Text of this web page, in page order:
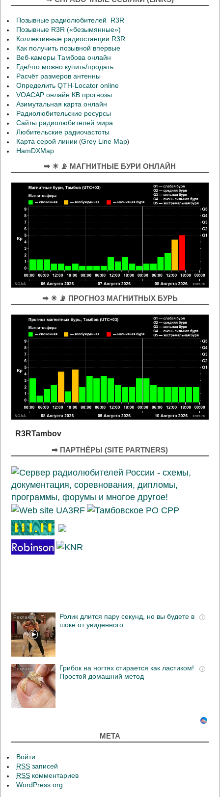
Позывные радиолюбителей R3R
Позывные R3R («безымянные»)
Коллективные радиостанции R3R
Как получить позывной впервые
Веб-камеры Тамбова онлайн
Где/что можно купить/продать
Расчёт размеров антенны
Определить QTH-Locator online
VOACAP онлайн КВ прогнозы
Азимутальная карта онлайн
Радиолюбительские ресурсы
Сайты радиолюбителей мира
Любительские радиочастоты
Карта серой линии (Grey Line Map)
HamDXMap
➡ ☀ 📡 МАГНИТНЫЕ БУРИ ОНЛАЙН
➡ ☀ 📡 ПРОГНОЗ МАГНИТНЫХ БУРЬ
R3RTambov
➡ ПАРТНЁРЫ (SITE PARTNERS)
i
Ролик длится пару секунд, но вы будете в
шоке от увиденного
i
Грибок на ногтях стирается как ластиком!
Простой домашний метод
МЕТА
Войти
RSS записей
RSS комментариев
WordPress.org